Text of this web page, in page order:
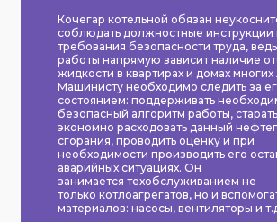
Кочегар котельной обязан
соблюдать должностные инструкции
требования безопасности труда,
работы напрямую зависит наличие
жидкости в квартирах и домах
Машинисту необходимо следить за
состоянием: поддерживать
безопасный алгоритм работы,
экономно расходовать данный
сгорания, проводить оценку и при
необходимости производить его
аварийных ситуациях. Он
занимается техобслуживанием не
только котлоагрегатов, но и
материалов: насосы, вентиляторы и